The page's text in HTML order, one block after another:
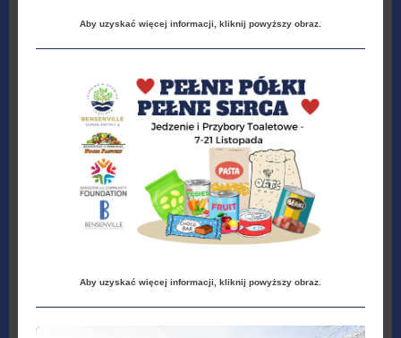
Aby uzyskać więcej informacji, kliknij powyższy obraz.
Aby uzyskać więcej informacji, kliknij powyższy obraz.